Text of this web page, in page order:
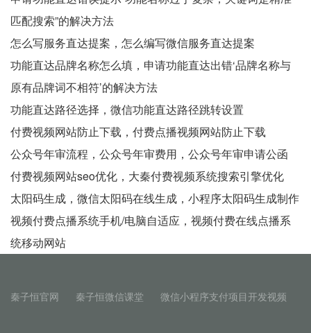
匹配搜索”的解决方法
怎么写服务直达提案，怎么编写微信服务直达提案
功能直达品牌名称怎么填，申请功能直达出错‘品牌名称与
原有品牌词不相符’的解决方法
功能直达路径选择，微信功能直达路径跳转设置
付费视频网站防止下载，付费点播视频网站防止下载
公众号年审流程，公众号年审费用，公众号年审申请公函
付费视频网站seo优化，大秦付费视频系统搜索引擎优化
太阳码生成，微信太阳码在线生成，小程序太阳码生成制作
视频付费点播系统手机/电脑自适应，视频付费在线点播系
统移动网站
秦子恒官网 秦子恒微信课堂 微信小程序支付项目开发视频